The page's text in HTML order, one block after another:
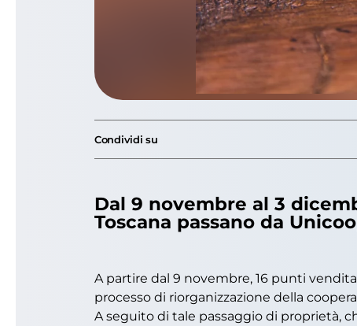
Condividi su
Dal 9 novembre al 3
Toscana passano da
A partire dal 9 novembre, 16 punti
processo di riorganizzazione della
A seguito di tale passaggio di proprietà,